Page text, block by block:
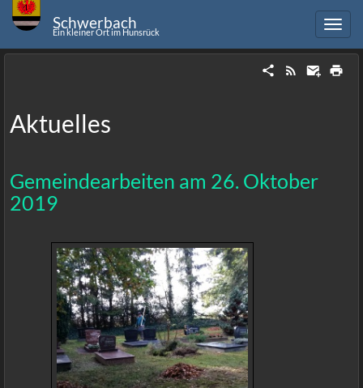
Schwerbach
Ein kleiner Ort im Hunsrück
Aktuelles
Gemeindearbeiten am 26. Oktober
2019